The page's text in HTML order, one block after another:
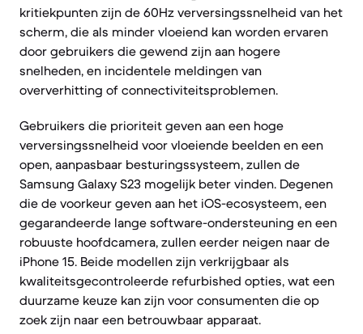
kritiekpunten zijn de 60Hz verversingssnelheid van het
scherm, die als minder vloeiend kan worden ervaren
door gebruikers die gewend zijn aan hogere
snelheden, en incidentele meldingen van
oververhitting of connectiviteitsproblemen.
Gebruikers die prioriteit geven aan een hoge
verversingssnelheid voor vloeiende beelden en een
open, aanpasbaar besturingssysteem, zullen de
Samsung Galaxy S23 mogelijk beter vinden. Degenen
die de voorkeur geven aan het iOS-ecosysteem, een
gegarandeerde lange software-ondersteuning en een
robuuste hoofdcamera, zullen eerder neigen naar de
iPhone 15. Beide modellen zijn verkrijgbaar als
kwaliteitsgecontroleerde refurbished opties, wat een
duurzame keuze kan zijn voor consumenten die op
zoek zijn naar een betrouwbaar apparaat.